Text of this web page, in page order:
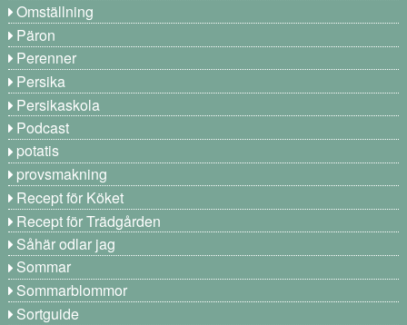
Omställning
Päron
Perenner
Persika
Persikaskola
Podcast
potatis
provsmakning
Recept för Köket
Recept för Trädgården
Såhär odlar jag
Sommar
Sommarblommor
Sortguide